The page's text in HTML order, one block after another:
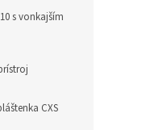
s vonkajším
CXS